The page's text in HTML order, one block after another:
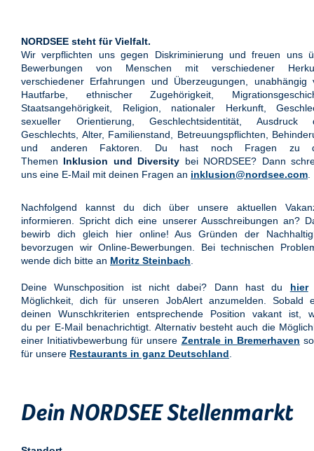
NORDSEE steht für Vielfalt.
Wir verpflichten uns gegen Diskriminierung und freuen uns
Bewerbungen von Menschen mit verschiedener
verschiedener Erfahrungen und Überzeugungen, unabhängig
Hautfarbe, ethnischer Zugehörigkeit,
Staatsangehörigkeit, Religion, nationaler Herkunft,
sexueller Orientierung, Geschlechtsidentität, Ausdruck
Geschlechts, Alter, Familienstand, Betreuungspflichten,
und anderen Faktoren. Du hast noch Fragen zu
Themen Inklusion und Diversity bei NORDSEE? Dann
uns eine E-Mail mit deinen Fragen an inklusion@nordsee.com
Nachfolgend kannst du dich über unsere aktuellen
informieren. Spricht dich eine unserer Ausschreibungen an?
bewirb dich gleich hier online! Aus Gründen der
bevorzugen wir Online-Bewerbungen. Bei technischen
wende dich bitte an Moritz Steinbach
Deine Wunschposition ist nicht dabei? Dann hast du hier
Möglichkeit, dich für unseren JobAlert anzumelden. Sobald
deinen Wunschkriterien entsprechende Position vakant ist,
du per E-Mail benachrichtigt. Alternativ besteht auch die
einer Initiativbewerbung für unsere Zentrale in Bremerhaven
für unsere Restaurants in ganz Deutschland
Dein NORDSEE Stellenmarkt